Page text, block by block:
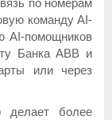
по номерам
команду AI-
AI-помощников
Банка ABB и
или через
делает более